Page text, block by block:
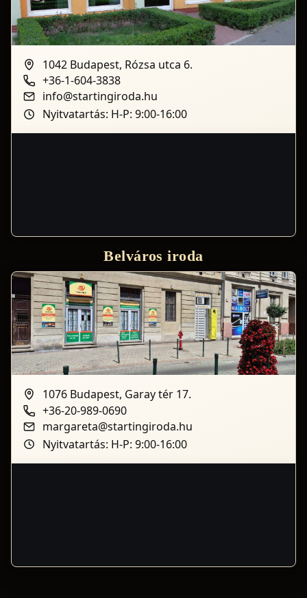
1042 Budapest, Rózsa utca 6.
+36-1-604-3838
info@startingiroda.hu
Nyitvatartás: H-P: 9:00-16:00
Belváros iroda
1076 Budapest, Garay tér 17.
+36-20-989-0690
margareta@startingiroda.hu
Nyitvatartás: H-P: 9:00-16:00